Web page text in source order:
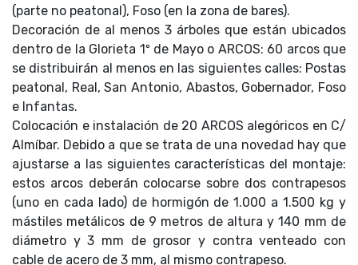
(parte no peatonal), Foso (en la zona de bares).
Decoración de al menos 3 árboles que están ubicados
dentro de la Glorieta 1º de Mayo o ARCOS: 60 arcos que
se distribuirán al menos en las siguientes calles: Postas
peatonal, Real, San Antonio, Abastos, Gobernador, Foso
e Infantas.
Colocación e instalación de 20 ARCOS alegóricos en C/
Almíbar. Debido a que se trata de una novedad hay que
ajustarse a las siguientes características del montaje:
estos arcos deberán colocarse sobre dos contrapesos
(uno en cada lado) de hormigón de 1.000 a 1.500 kg y
mástiles metálicos de 9 metros de altura y 140 mm de
diámetro y 3 mm de grosor y contra venteado con
cable de acero de 3 mm, al mismo contrapeso.